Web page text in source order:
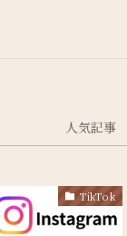
人気記事
TikTok